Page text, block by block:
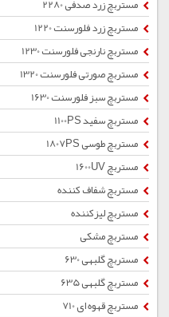
مستربچ زرد صدفی 2280
مستربچ زرد فلورسنت 1220
مستربچ نارنجی فلورسنت 1230
مستربچ صورتی فلورسنت 1320
مستربچ سبز فلورسنت 1630
مستربچ سفید 1100PS
مستربچ طوسی 1807PS
مستربچ 1600UV
مستربچ شفاف کننده
مستربچ لیزکننده
مستربچ مشکی
مستربچ گلبهی 630
مستربچ گلبهی 635
مستربچ قهوه ای 710